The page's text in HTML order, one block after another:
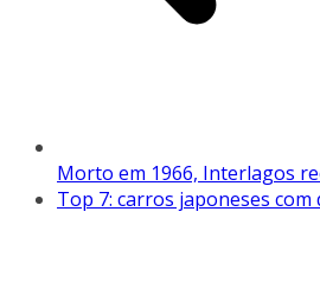
Morto em 1966, Interlagos
Top 7: carros japoneses